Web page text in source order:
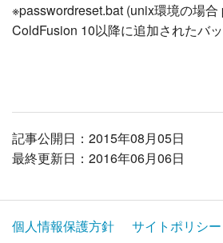
※passwordreset.bat (unix環境の場
ColdFusion 10以降に追加されたバッ
記事公開日：2015年08月05日
最終更新日：2016年06月06日
個人情報保護方針 サイトポリシー